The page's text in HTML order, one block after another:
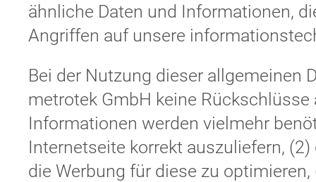
ähnliche Daten und Informationen,
Angriffen auf unsere
Bei der Nutzung dieser allgemeinen
metrotek GmbH keine
Informationen werden vielmehr
Internetseite korrekt auszuliefern,
die Werbung für diese zu